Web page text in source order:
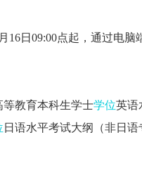
16日09:00点起，通过电
教育本科生学士学位英语
日语水平考试大纲（非日语